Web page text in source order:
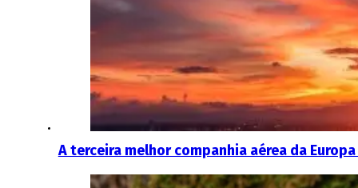
A terceira melhor companhia aérea da